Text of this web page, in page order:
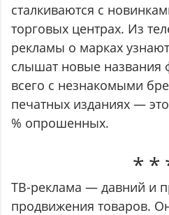
сталкиваются с
торговых центрах. Из
рекламы о марках
слышат новые названия
всего с незнакомыми
печатных изданиях —
% опрошенных.
ТВ-реклама — давний и
продвижения товаров.